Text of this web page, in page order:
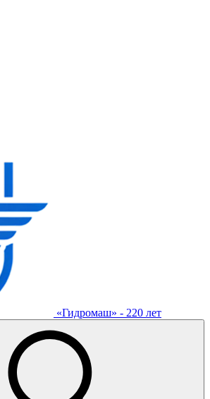
«Гидромаш» - 220 лет